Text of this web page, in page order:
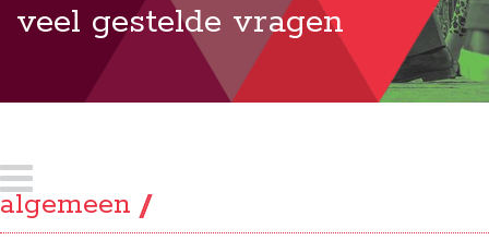
veel gestelde vragen
algemeen